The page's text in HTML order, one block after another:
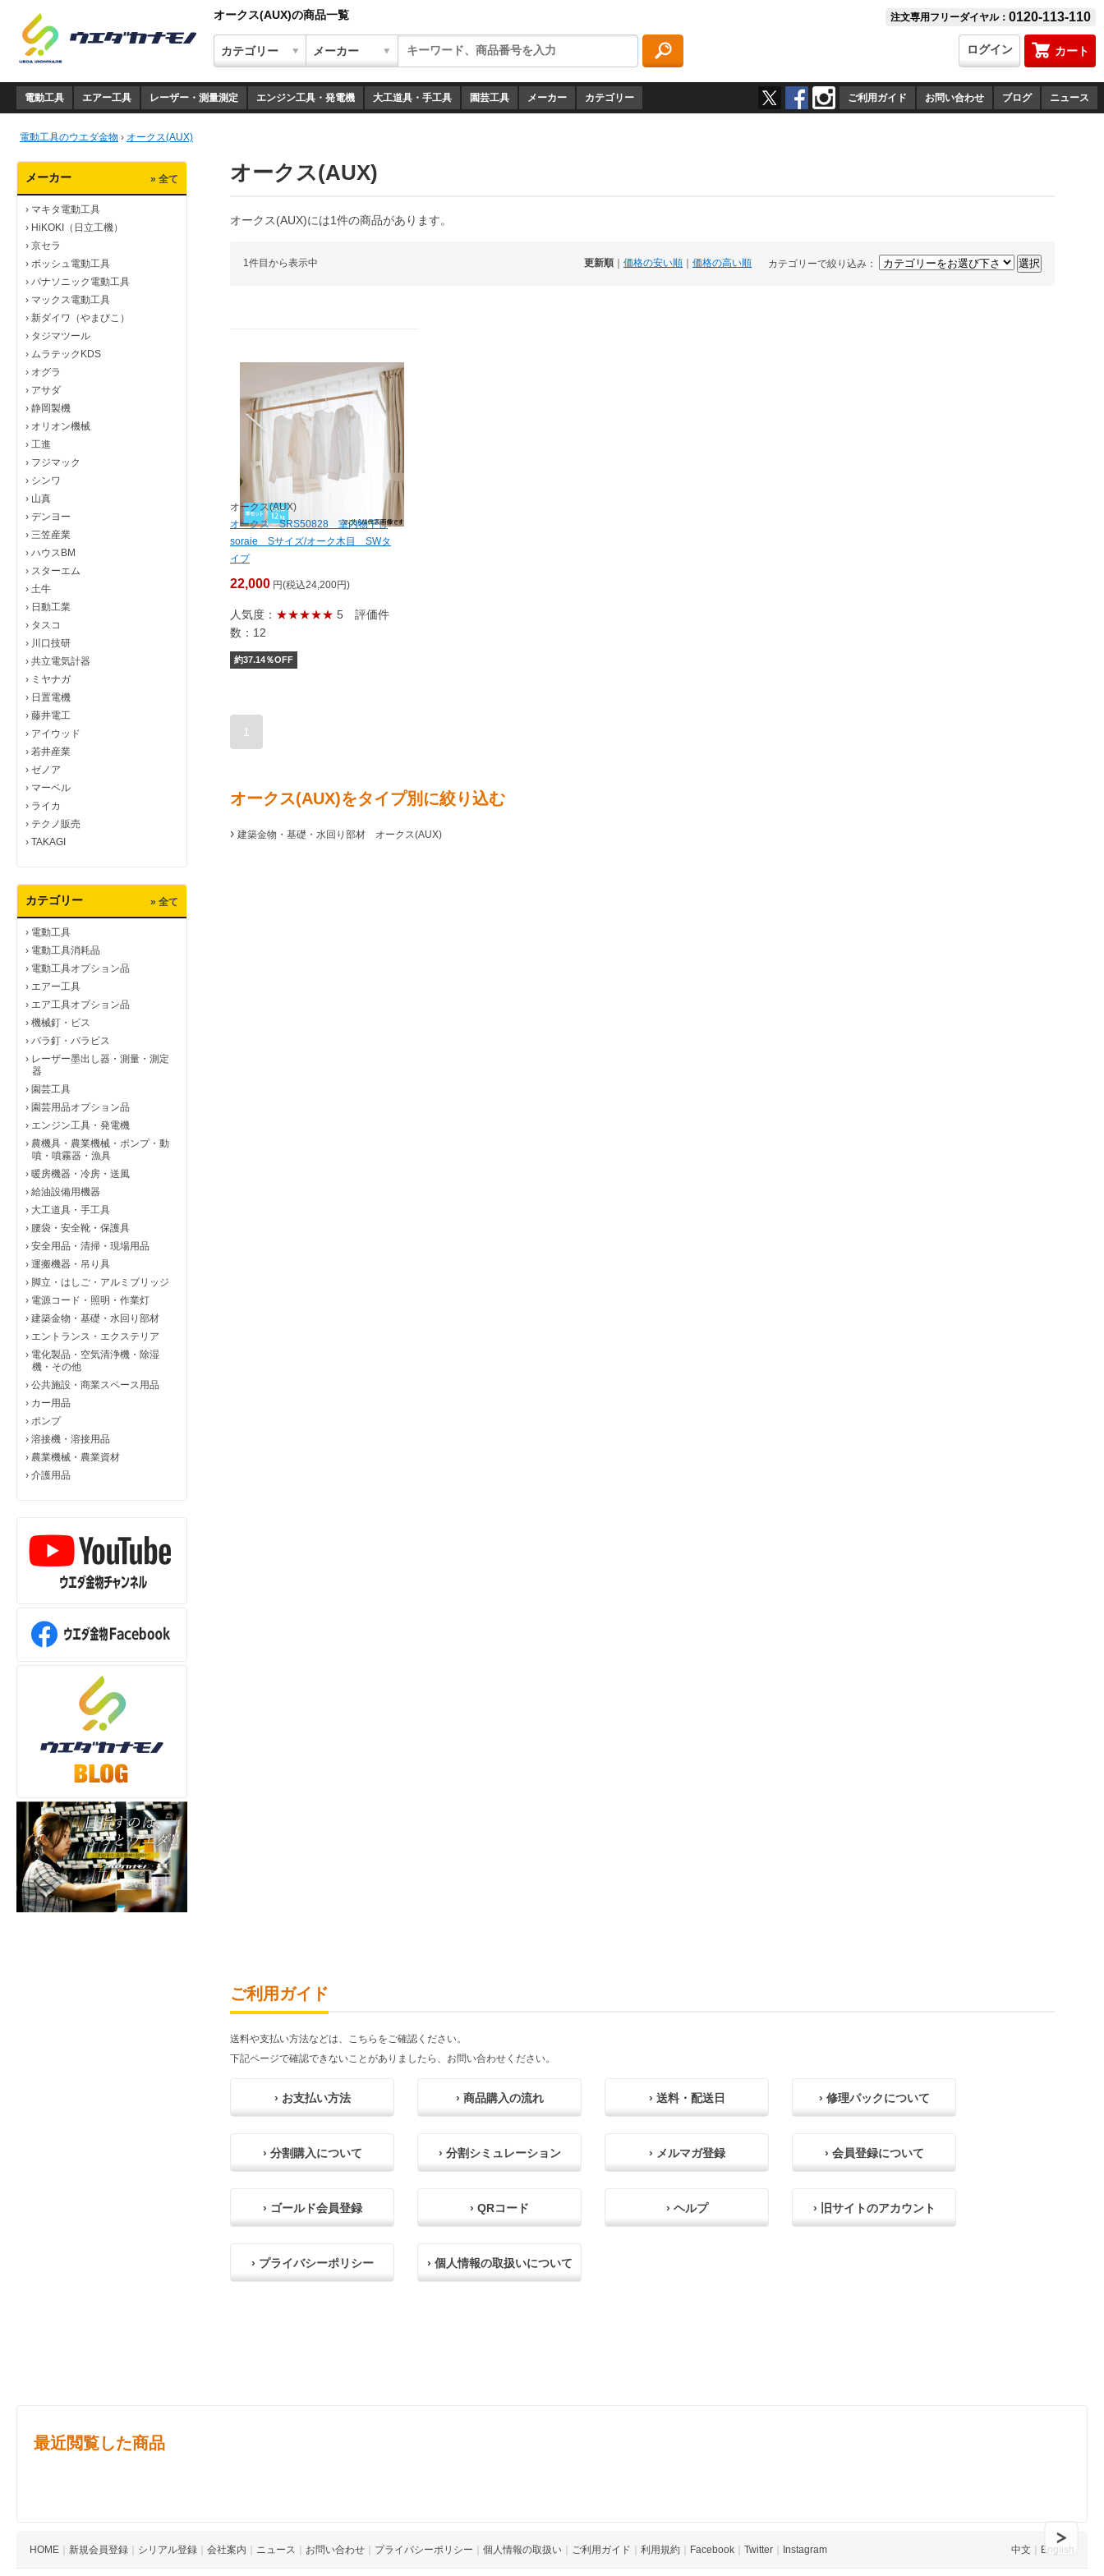
オークス(AUX)の商品一覧 注文専用フリーダイヤル： 0120-113-110
カート
ログイン
電動工具 エアー工具 レーザー・測量測定 エンジン工具・発電機 大工道具・手工具 園芸工具 メーカー カテゴリー ご利用ガイド お問い合わせ ブログ ニュース
電動工具のウエダ金物 › オークス(AUX)
メーカー » 全て
› マキタ電動工具
› HiKOKI（日立工機）
› 京セラ
› ボッシュ電動工具
› パナソニック電動工具
› マックス電動工具
› 新ダイワ（やまびこ）
› タジマツール
› ムラテックKDS
› オグラ
› アサダ
› 静岡製機
› オリオン機械
› 工進
› フジマック
› シンワ
› 山真
› デンヨー
› 三笠産業
› ハウスBM
› スターエム
› 土牛
› 日動工業
› タスコ
› 川口技研
› 共立電気計器
› ミヤナガ
› 日置電機
› 藤井電工
› アイウッド
› 若井産業
› ゼノア
› マーベル
› ライカ
› テクノ販売
› TAKAGI
カテゴリー » 全て
› 電動工具
› 電動工具消耗品
› 電動工具オプション品
› エアー工具
› エア工具オプション品
› 機械釘・ビス
› バラ釘・バラビス
› レーザー墨出し器・測量・測定
器
› 園芸工具
› 園芸用品オプション品
› エンジン工具・発電機
› 農機具・農業機械・ポンプ・動
噴・噴霧器・漁具
› 暖房機器・冷房・送風
› 給油設備用機器
› 大工道具・手工具
› 腰袋・安全靴・保護具
› 安全用品・清掃・現場用品
› 運搬機器・吊り具
› 脚立・はしご・アルミブリッジ
› 電源コード・照明・作業灯
› 建築金物・基礎・水回り部材
› エントランス・エクステリア
› 電化製品・空気清浄機・除湿
機・その他
› 公共施設・商業スペース用品
› カー用品
› ポンプ
› 溶接機・溶接用品
› 農業機械・農業資材
› 介護用品
オークス(AUX)
オークス(AUX)には1件の商品があります。
1件目から表示中 カテゴリーで絞り込み：
更新順 価格の安い順 価格の高い順
オークス(AUX)
オークス SRS50828 室内物干し
soraie Sサイズ/オーク木目 SWタ
イプ
22,000 円(税込24,200円)
人気度： ★★★★★ 5 評価件
数：12
約37.14％OFF
1
オークス(AUX)をタイプ別に絞り込む
› 建築金物・基礎・水回り部材 オークス(AUX)
ご利用ガイド
送料や支払い方法などは、こちらをご確認ください。
下記ページで確認できないことがありましたら、お問い合わせください。
› お支払い方法 › 商品購入の流れ › 送料・配送日 › 修理パックについて
› 分割購入について › 分割シミュレーション › メルマガ登録 › 会員登録について
› ゴールド会員登録 › QRコード › ヘルプ › 旧サイトのアカウント
› プライバシーポリシー › 個人情報の取扱いについて
最近閲覧した商品
HOME 新規会員登録 シリアル登録 会社案内 ニュース お問い合わせ プライバシーポリシー 個人情報の取扱い ご利用ガイド 利用規約 Facebook Twitter Instagram 中文 English